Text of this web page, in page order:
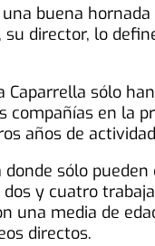
buena
director, lo
sólo
en la
años de
sólo
y cuatro
una media de
directos.